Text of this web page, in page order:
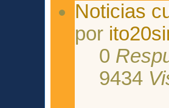
Noticias
por
0
9434